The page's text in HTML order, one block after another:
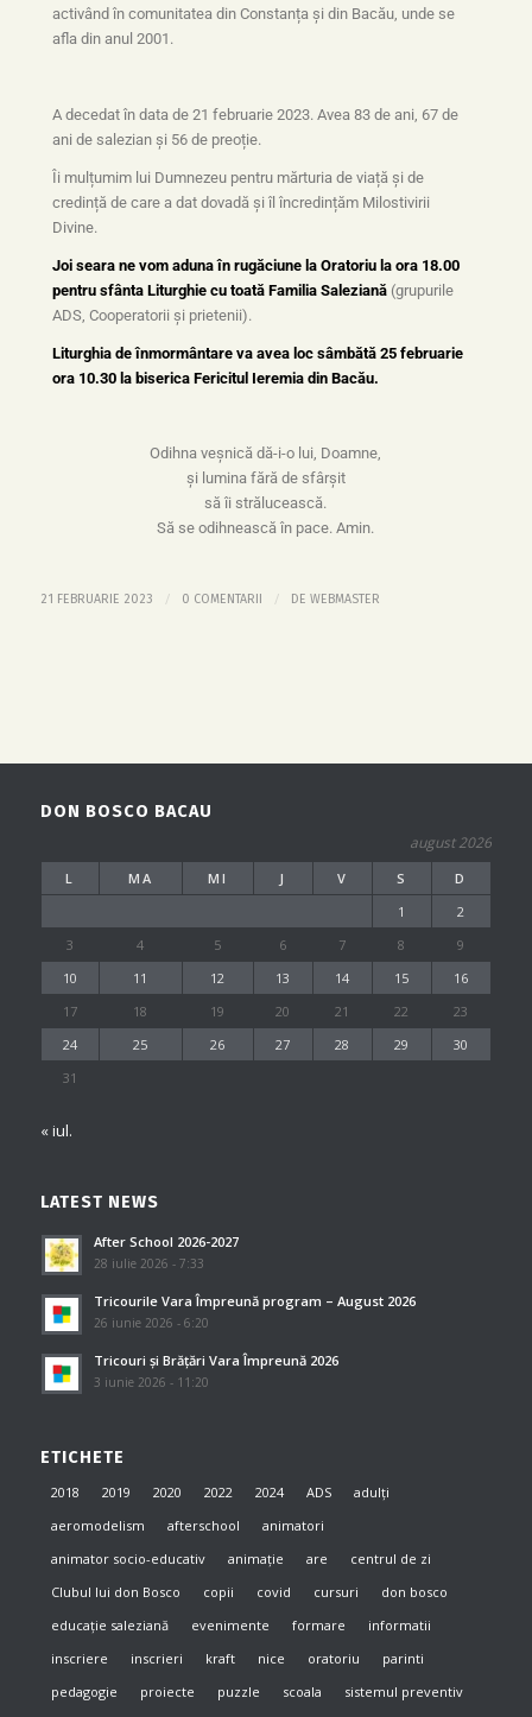
activând în comunitatea din Constanța și din Bacău, unde se
afla din anul 2001.
A decedat în data de 21 februarie 2023. Avea 83 de ani, 67 de
ani de salezian și 56 de preoție.
Îi mulțumim lui Dumnezeu pentru mărturia de viață și de
credință de care a dat dovadă și îl încredințăm Milostivirii
Divine.
Joi seara ne vom aduna în rugăciune la Oratoriu la ora 18.00
pentru sfânta Liturghie cu toată Familia Saleziană(grupurile
ADS, Cooperatorii și prietenii).
Liturghia de înmormântare va avea loc sâmbătă 25 februarie
ora 10.30 la biserica Fericitul Ieremia din Bacău.
Odihna veşnică dă-i-o lui, Doamne,
şi lumina fără de sfârşit
să îi strălucească.
Să se odihnească în pace. Amin.
21 FEBRUARIE 2023 / 0 COMENTARII / DE WEBMASTER
DON BOSCO BACAU
august 2026
L MA MI J V S
D
1
2
3
4 5 6 7 8
9
10
11 12 13 14 15
16
17
18 19 20 21 22
23
24
25 26 27 28 29
30
31
« iul.
LATEST NEWS
After School 2026-2027
28 iulie 2026 - 7:33
Tricourile Vara Împreună program – August 2026
26 iunie 2026 - 6:20
Tricouri și Brățări Vara Împreună 2026
3 iunie 2026 - 11:20
ETICHETE
2018 2019 2020 2022 2024 ADS
adulți
aeromodelism
afterschool
animatori
animator socio-educativ
animație are
centrul de zi
Clubul lui don Bosco
copii covid cursuri
don bosco
educație saleziană
evenimente formare
informatii
inscriere
inscrieri kraft nice oratoriu
parinti
pedagogie
proiecte puzzle scoala
sistemul preventiv